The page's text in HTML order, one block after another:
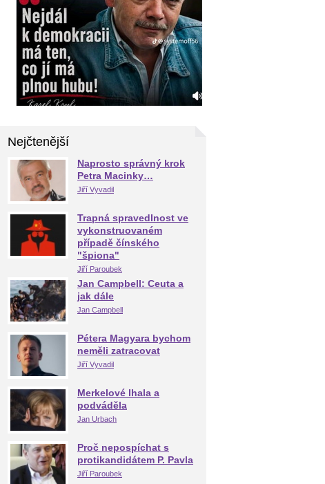
Nejčtenější
Naprosto správný krok
Petra Macinky…
Jiří Vyvadil
Trapná spravedlnost ve
vykonstruovaném
případě čínského
"špiona"
Jiří Paroubek
Jan Campbell: Ceuta a
jak dále
Jan Campbell
Pétera Magyara bychom
neměli zatracovat
Jiří Vyvadil
Merkelové lhala a
podváděla
Jan Urbach
Proč nepospíchat s
protikandidátem P. Pavla
Jiří Paroubek